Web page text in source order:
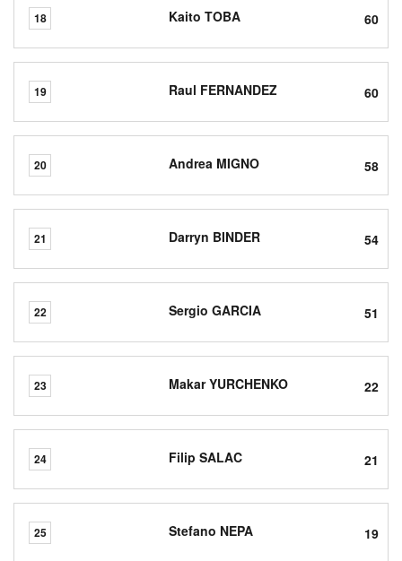
18 Kaito TOBA 60
19 Raul FERNANDEZ 60
20 Andrea MIGNO 58
21 Darryn BINDER 54
22 Sergio GARCIA 51
23 Makar YURCHENKO 22
24 Filip SALAC 21
25 Stefano NEPA 19